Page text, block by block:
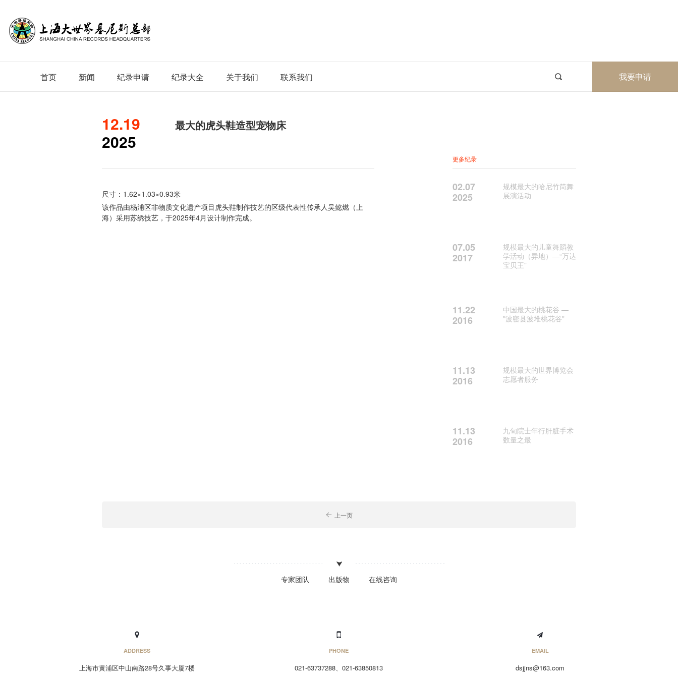
首页 新闻 纪录申请 纪录大全 关于我们 联系我们 我要申请
12.19
2025
最大的虎头鞋造型宠物床
尺寸：1.62×1.03×0.93米
该作品由杨浦区非物质文化遗产项目虎头鞋制作技艺的区级代表性传承人吴懿燃（上
海）采用苏绣技艺，于2025年4月设计制作完成。
更多纪录
02.07
2025
规模最大的哈尼竹筒舞
展演活动
07.05
2017
规模最大的儿童舞蹈教
学活动（异地）—“万达
宝贝王”
11.22
2016
中国最大的桃花谷 —
"波密县波堆桃花谷"
11.13
2016
规模最大的世界博览会
志愿者服务
11.13
2016
九旬院士年行肝脏手术
数量之最
上一页
专家团队 出版物 在线咨询
ADDRESS
上海市黄浦区中山南路28号久事大厦7楼
PHONE
021-63737288、021-63850813
EMAIL
dsjjns@163.com